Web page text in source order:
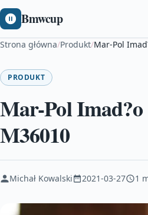
Bmwcup
Strona główna/Produkt/Mar-Pol
PRODUKT
Mar-Pol Imad?o
M36010
Michał Kowalski 2021-03-27 1